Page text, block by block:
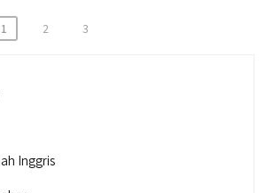
1 2 3
Inggris